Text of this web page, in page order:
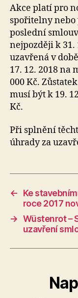
Akce platí pro
spořitelny
poslední
nejpozději k 31.
uzavřená v
17. 12. 2018
000 Kč.
musí být k 19.
Kč.
Při splnění
úhrady za
←
Ke
roce 2017
→ Wüstenrot –
uzavření